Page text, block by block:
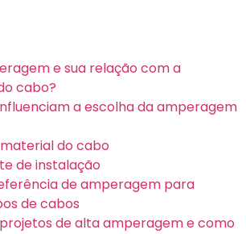
e sua relação com a
cabo?
a escolha da amperagem
do cabo
de instalação
de amperagem para
de cabos
de alta amperagem e como